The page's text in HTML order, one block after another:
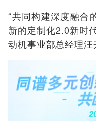
“共同构建深度融合
新的定制化2.0新时
动机事业部总经理汪